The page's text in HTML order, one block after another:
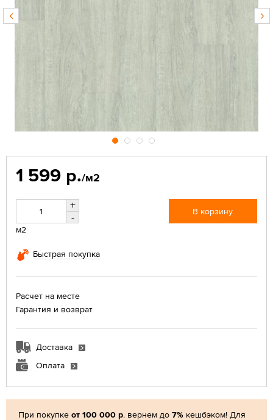
При покупке от 100 000 р. вернем до 7% кешбэком! Для
1 599 р./м2
+
-
м2
В корзину
Быстрая покупка
Расчет на месте
Гарантия и возврат
Доставка
Оплата